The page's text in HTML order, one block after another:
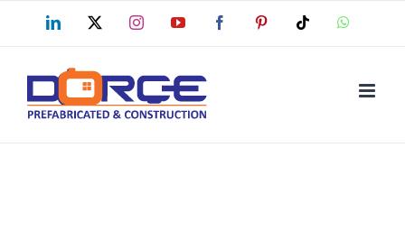
to
content
LinkedIn InstagramYouTube FacebookPinterest Tiktok